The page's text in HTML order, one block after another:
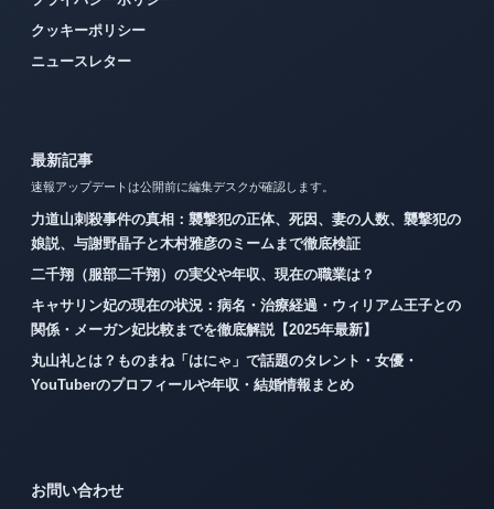
クッキーポリシー
ニュースレター
最新記事
速報アップデートは公開前に編集デスクが確認します。
力道山刺殺事件の真相：襲撃犯の正体、死因、妻の人数、襲撃犯の
娘説、与謝野晶子と木村雅彦のミームまで徹底検証
二千翔（服部二千翔）の実父や年収、現在の職業は？
キャサリン妃の現在の状況：病名・治療経過・ウィリアム王子との
関係・メーガン妃比較までを徹底解説【2025年最新】
丸山礼とは？ものまね「はにゃ」で話題のタレント・女優・
YouTuberのプロフィールや年収・結婚情報まとめ
お問い合わせ